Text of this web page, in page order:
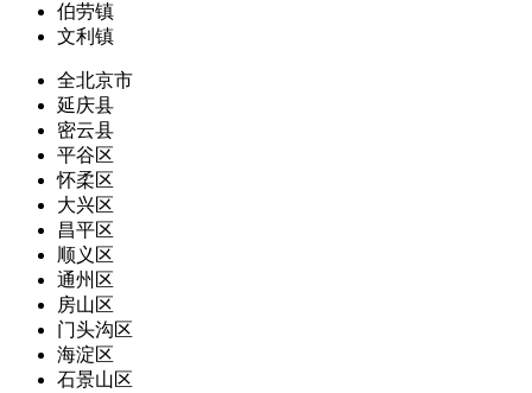
伯劳镇
文利镇
全北京市
延庆县
密云县
平谷区
怀柔区
大兴区
昌平区
顺义区
通州区
房山区
门头沟区
海淀区
石景山区